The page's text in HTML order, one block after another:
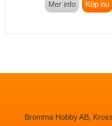
Mer info Köp nu
Bromma Hobby AB,